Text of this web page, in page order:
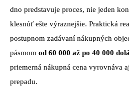
dno predstavuje proces, nie jeden
klesnúť ešte výraznejšie. Praktická
postupnom zadávaní nákupných
pásmom od 60 000 až po 40 000
priemerná nákupná cena vyrovnáva
prepadu.